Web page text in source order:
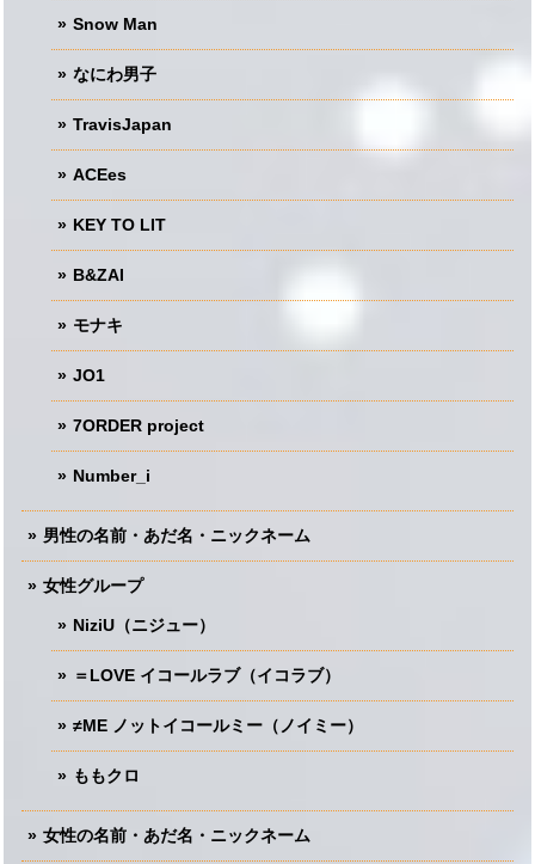
Snow Man
なにわ男子
TravisJapan
ACEes
KEY TO LIT
B&ZAI
モナキ
JO1
7ORDER project
Number_i
男性の名前・あだ名・ニックネーム
女性グループ
NiziU（ニジュー）
＝LOVE イコールラブ（イコラブ）
≠ME ノットイコールミー（ノイミー）
ももクロ
女性の名前・あだ名・ニックネーム